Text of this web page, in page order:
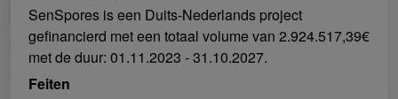
SenSpores is een Duits-Nederlands project
gefinancierd met een totaal volume van 2.924.517,39€
met de duur: 01.11.2023 - 31.10.2027.
Feiten